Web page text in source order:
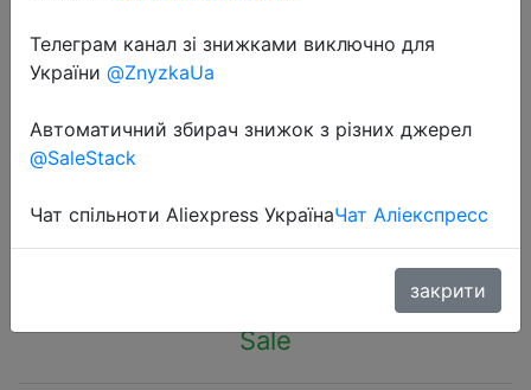
LED Glowing Light Flower Princess
Tutu Skirts Fairy Costume For Girl
Light Up Skirt Glow Headband
Wedding Party Costume Cosplay
$2.46
Sale
Телеграм канал зі знижками виключно для
України @ZnyzkaUa
Автоматичний збирач знижок з різних джерел
@SaleStack
Чат спільноти Aliexpress УкраїнаЧат Аліекспресс
закрити